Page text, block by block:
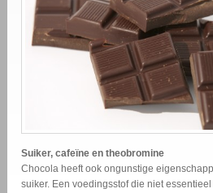
Suiker, cafeïne en theobromine
Chocola heeft ook ongunstige
suiker. Een voedingsstof die niet